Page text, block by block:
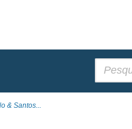
& Santos...